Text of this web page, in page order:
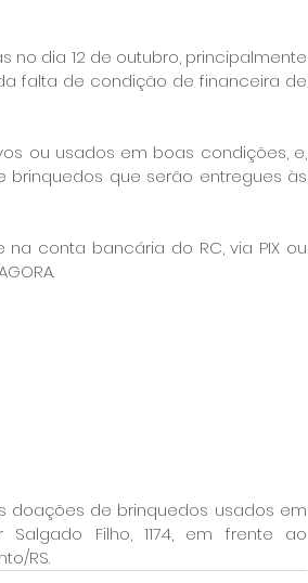
no dia 12 de outubro, principalmente
falta de condição de financeira de
ou usados em boas condições, e,
que serão entregues às
conta bancária do RC, via PIX ou
doações de brinquedos usados em
Filho, 1174, em frente ao
RS.